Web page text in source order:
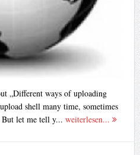
„Different ways of uploading
shell many time, sometimes
But let me tell y... weiterlesen...